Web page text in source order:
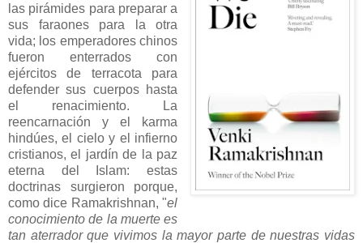
las pirámides para preparar a
sus faraones para la otra
vida; los emperadores chinos
fueron enterrados con
ejércitos de terracota para
defender sus cuerpos hasta
el renacimiento. La
reencarnación y el karma
hindúes, el cielo y el infierno
cristianos, el jardín de la paz
eterna del Islam: estas
doctrinas surgieron porque,
como dice Ramakrishnan, "el
conocimiento de la muerte es
tan aterrador que vivimos la mayor parte de nuestras vidas